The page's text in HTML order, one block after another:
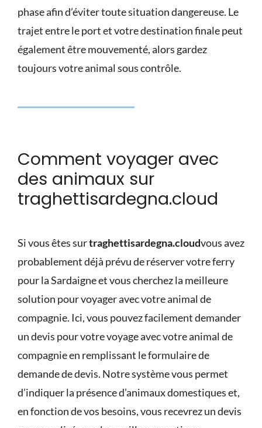
phase afin d’éviter toute situation dangereuse. Le
trajet entre le port et votre destination finale peut
également être mouvementé, alors gardez
toujours votre animal sous contrôle.
Comment voyager avec
des animaux sur
traghettisardegna.cloud
Si vous êtes surtraghettisardegna.cloudvous avez
probablement déjà prévu de réserver votre ferry
pour la Sardaigne et vous cherchez la meilleure
solution pour voyager avec votre animal de
compagnie. Ici, vous pouvez facilement demander
un devis pour votre voyage avec votre animal de
compagnie en remplissant leformulaire de
demande de devis. Notre système vous permet
d’indiquer la présence d’animaux domestiques et,
en fonction de vos besoins, vous recevrez un devis